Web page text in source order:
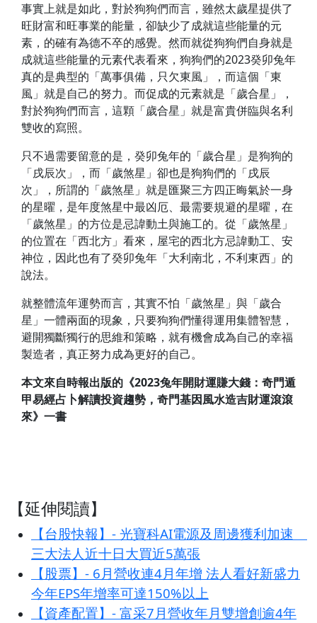
事實上就是如此，對於狗狗們而言，雖然太歲星提供了
旺財富和旺事業的能量，卻缺少了成就這些能量的元
素，的確有為德不卒的感覺。然而就從狗狗們自身就是
成就這些能量的元素代表看來，狗狗們的2023癸卯兔年
真的是典型的「萬事俱備，只欠東風」，而這個「東
風」就是自己的努力。而促成的元素就是「歲合星」，
對於狗狗們而言，這顆「歲合星」就是富貴併臨與名利
雙收的寫照。
只不過需要留意的是，癸卯兔年的「歲合星」是狗狗的
「戌辰次」，而「歲煞星」卻也是狗狗們的「戌辰
次」，所謂的「歲煞星」就是匯聚三方四正晦氣於一身
的星曜，是年度煞星中最凶厄、最需要規避的星曜，在
「歲煞星」的方位是忌諱動土與施工的。從「歲煞星」
的位置在「西北方」看來，屋宅的西北方忌諱動工、安
神位，因此也有了癸卯兔年「大利南北，不利東西」的
說法。
就整體流年運勢而言，其實不怕「歲煞星」與「歲合
星」一體兩面的現象，只要狗狗們懂得運用集體智慧，
避開獨斷獨行的思維和策略，就有機會成為自己的幸福
製造者，真正努力成為更好的自己。
本文來自時報出版的《2023兔年開財運賺大錢：奇門遁
甲易經占卜解讀投資趨勢，奇門基因風水造吉財運滾滾
來》一書
【延伸閱讀】
【台股快報】- 光寶科AI電源及周邊獲利加速
三大法人近十日大買近5萬張
【股票】- 6月營收連4月年增 法人看好新盛力
今年EPS年增率可達150%以上
【資產配置】- 富采7月營收年月雙增創逾4年